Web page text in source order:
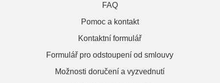
FAQ
Pomoc a kontakt
Kontaktní formulář
Formulář pro odstoupení od smlouvy
Možnosti doručení a vyzvednutí